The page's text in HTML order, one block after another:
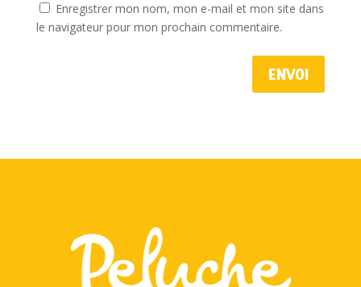
Enregistrer mon nom, mon e-mail et mon site dans
le navigateur pour mon prochain commentaire.
Envoi